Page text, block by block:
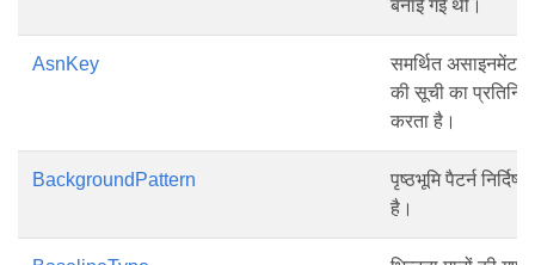
बनाई गई थी।
AsnKey
समर्थित असाइनमेंट
की सूची का
करता है।
BackgroundPattern
पृष्ठभूमि पैटर्न
है।